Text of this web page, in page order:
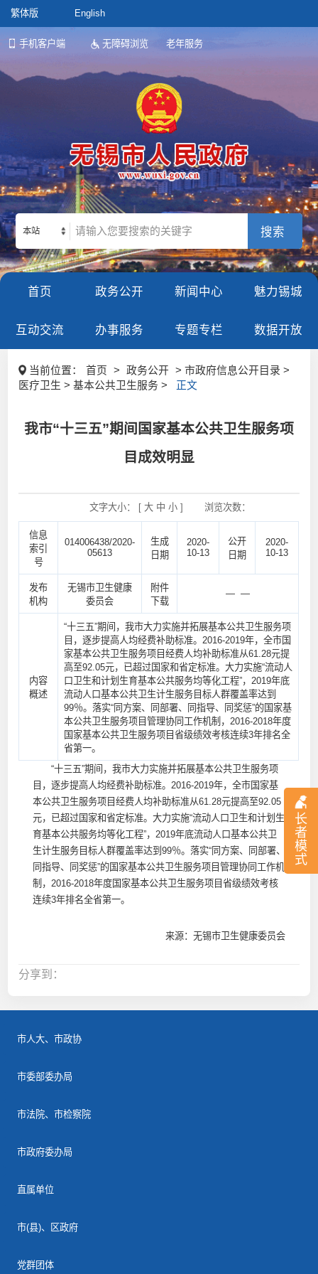
繁体版 English
手机客户端 无障碍浏览 老年服务
长
者
模
式
本站
首页 政务公开 新闻中心 魅力锡城
互动交流 办事服务 专题专栏 数据开放
当前位置： 首页 > 政务公开
> 市政府信息公开目录 >
医疗卫生 > 基本公共卫生服务 >
正文
我市“十三五”期间国家基本公共卫生服务项
目成效明显
文字大小： [ 大 中 小] 浏览次数：
信息
索引
号
014006438/2020-
05613
生成
日期
2020-
10-13
公开
日期
2020-
10-13
发布
机构
无锡市卫生健康
委员会
附件
下载
— —
内容
概述
“十三五”期间，我市大力实施并拓展基本公共卫生服务项
目，逐步提高人均经费补助标准。2016-2019年，全市国
家基本公共卫生服务项目经费人均补助标准从61.28元提
高至92.05元，已超过国家和省定标准。大力实施“流动人
口卫生和计划生育基本公共服务均等化工程”，2019年底
流动人口基本公共卫生计生服务目标人群覆盖率达到
99％。落实“同方案、同部署、同指导、同奖惩”的国家基
本公共卫生服务项目管理协同工作机制，2016-2018年度
国家基本公共卫生服务项目省级绩效考核连续3年排名全
省第一。
“十三五”期间，我市大力实施并拓展基本公共卫生服务项
目，逐步提高人均经费补助标准。2016-2019年，全市国家基
本公共卫生服务项目经费人均补助标准从61.28元提高至92.05
元，已超过国家和省定标准。大力实施“流动人口卫生和计划生
育基本公共服务均等化工程”，2019年底流动人口基本公共卫
生计生服务目标人群覆盖率达到99％。落实“同方案、同部署、
同指导、同奖惩”的国家基本公共卫生服务项目管理协同工作机
制，2016-2018年度国家基本公共卫生服务项目省级绩效考核
连续3年排名全省第一。
来源：无锡市卫生健康委员会
分享到：
市人大、市政协
市委部委办局
市法院、市检察院
市政府委办局
直属单位
市(县)、区政府
党群团体